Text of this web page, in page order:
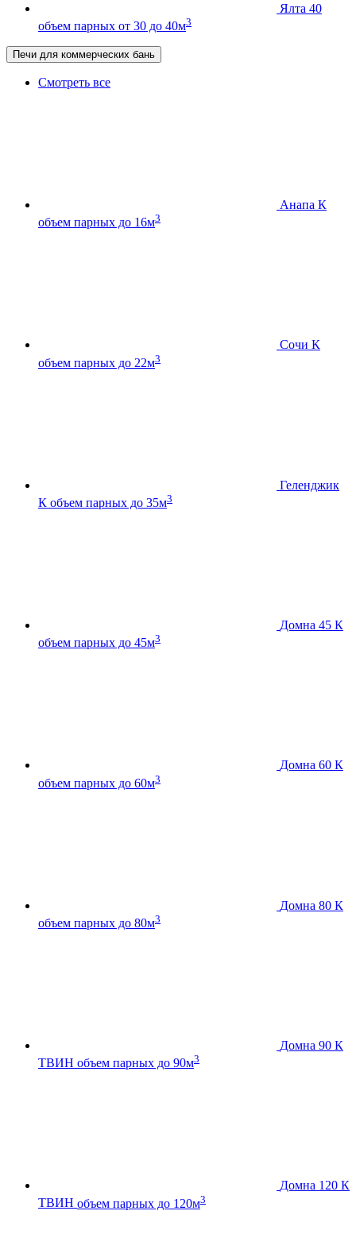
Ялта 40
объем парных от 30 до 40м3
Печи для коммерческих бань
Смотреть все
Анапа К
объем парных до 16м3
Сочи К
объем парных до 22м3
Геленджик
К объем парных до 35м3
Домна 45 К
объем парных до 45м3
Домна 60 К
объем парных до 60м3
Домна 80 К
объем парных до 80м3
Домна 90 К
ТВИН объем парных до 90м3
Домна 120 К
ТВИН объем парных до 120м3